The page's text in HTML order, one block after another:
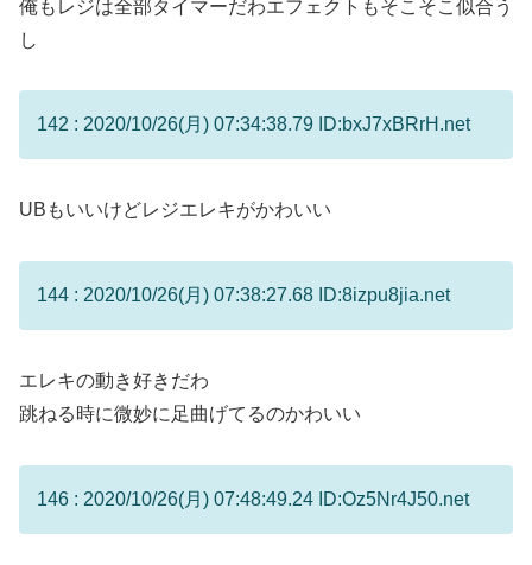
俺もレジは全部タイマーだわエフェクトもそこそこ似合う
し
142 : 2020/10/26(月) 07:34:38.79 ID:bxJ7xBRrH.net
UBもいいけどレジエレキがかわいい
144 : 2020/10/26(月) 07:38:27.68 ID:8izpu8jia.net
エレキの動き好きだわ
跳ねる時に微妙に足曲げてるのかわいい
146 : 2020/10/26(月) 07:48:49.24 ID:Oz5Nr4J50.net